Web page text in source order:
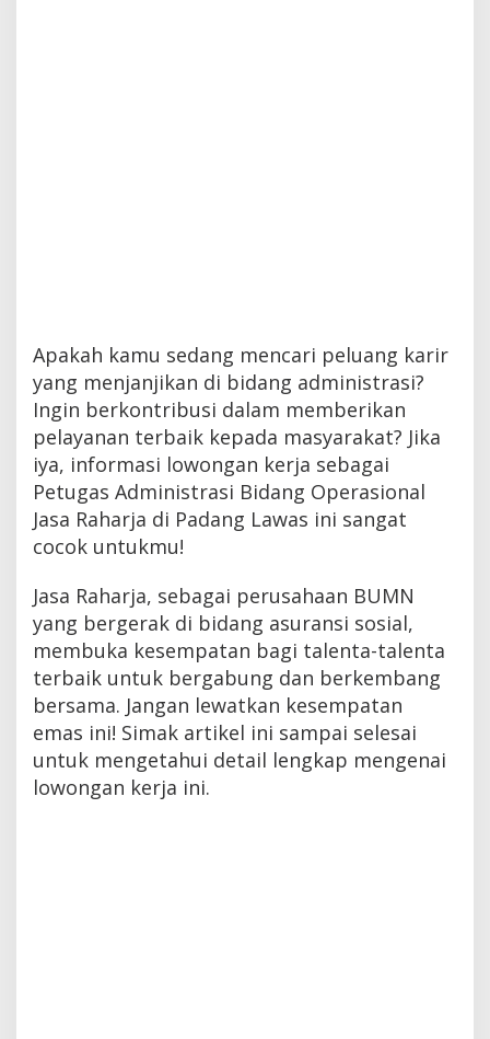
Apakah kamu sedang mencari peluang karir
yang menjanjikan di bidang administrasi?
Ingin berkontribusi dalam memberikan
pelayanan terbaik kepada masyarakat? Jika
iya, informasi lowongan kerja sebagai
Petugas Administrasi Bidang Operasional
Jasa Raharja di Padang Lawas ini sangat
cocok untukmu!
Jasa Raharja, sebagai perusahaan BUMN
yang bergerak di bidang asuransi sosial,
membuka kesempatan bagi talenta-talenta
terbaik untuk bergabung dan berkembang
bersama. Jangan lewatkan kesempatan
emas ini! Simak artikel ini sampai selesai
untuk mengetahui detail lengkap mengenai
lowongan kerja ini.